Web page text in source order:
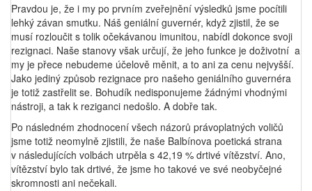
Pravdou je, že i my po prvním zveřejnění výsledků jsme pocítili
lehký závan smutku. Náš geniální guvernér, když zjistil, že se
musí rozloučit s tolik očekávanou imunitou, nabídl dokonce svoji
rezignaci. Naše stanovy však určují, že jeho funkce je doživotní a
my je přece nebudeme účelově měnit, a to ani za cenu nejvyšší.
Jako jediný způsob rezignace pro našeho geniálního guvernéra
je totiž zastřelit se. Bohudík nedisponujeme žádnými vhodnými
nástroji, a tak k reziganci nedošlo. A dobře tak.
Po následném zhodnocení všech názorů právoplatných voličů
jsme totiž neomylně zjistili, že naše Balbínova poetická strana
v následujících volbách utrpěla s 42,19 % drtivé vítězství. Ano,
vítězství bylo tak drtivé, že jsme ho takové ve své neobyčejné
skromnosti ani nečekali.